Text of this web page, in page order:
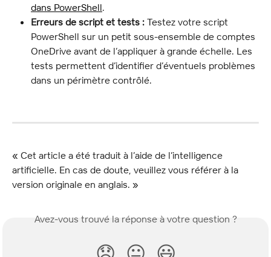
dans PowerShell.
Erreurs de script et tests : Testez votre script
PowerShell sur un petit sous-ensemble de comptes
OneDrive avant de l’appliquer à grande échelle. Les
tests permettent d’identifier d’éventuels problèmes
dans un périmètre contrôlé.
« Cet article a été traduit à l’aide de l’intelligence
artificielle. En cas de doute, veuillez vous référer à la
version originale en anglais. »
Avez-vous trouvé la réponse à votre question ?